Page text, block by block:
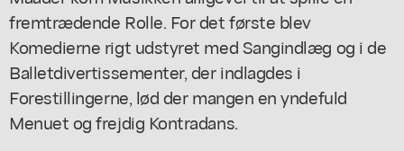
fremtrædende Rolle. For det første blev
Komedierne rigt udstyret med Sangindlæg og i de
Balletdivertissementer, der indlagdes i
Forestillingerne, lød der mangen en yndefuld
Menuet og frejdig Kontradans.